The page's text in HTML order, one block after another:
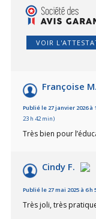
VOIR
Françoise M.
Publié le 27 janvier 2026 à
23 h 42 min)
Très bien pour
Cindy F.
Publié le 27 mai 2025 à 6 h
Très joli, très